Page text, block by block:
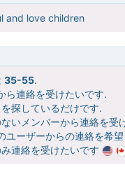
and love children
35-55.
ら連絡を受けたいです.
探しているだけです.
いメンバーから連絡を受
ユーザーからの連絡を希
連絡を受けたいです